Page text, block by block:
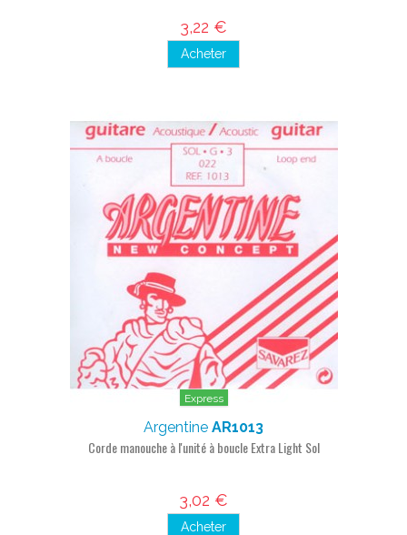
3,22 €
Acheter
Express
Argentine AR1013
Corde manouche à l'unité à boucle Extra Light Sol
3,02 €
Acheter